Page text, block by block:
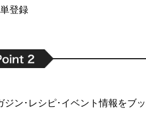
登録
ン･レシピ･イベント情報をブ